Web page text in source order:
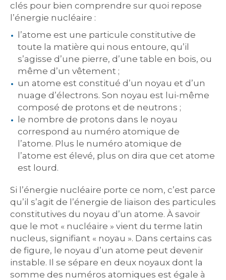
clés pour bien comprendre sur quoi repose
l’énergie nucléaire :
l’atome est une particule constitutive de
toute la matière qui nous entoure, qu’il
s’agisse d’une pierre, d’une table en bois, ou
même d’un vêtement ;
un atome est constitué d’un noyau et d’un
nuage d’électrons. Son noyau est lui-même
composé de protons et de neutrons ;
le nombre de protons dans le noyau
correspond au numéro atomique de
l’atome. Plus le numéro atomique de
l’atome est élevé, plus on dira que cet atome
est lourd.
Si l’énergie nucléaire porte ce nom, c’est parce
qu’il s’agit de l’énergie de liaison des particules
constitutives du noyau d’un atome. À savoir
que le mot « nucléaire » vient du terme latin
nucleus, signifiant « noyau ». Dans certains cas
de figure, le noyau d’un atome peut devenir
instable. Il se sépare en deux noyaux dont la
somme des numéros atomiques est égale à